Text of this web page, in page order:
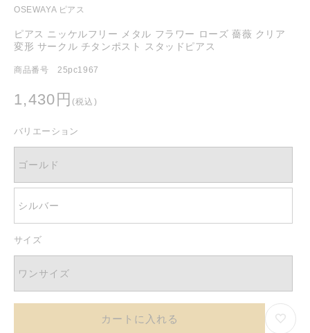
OSEWAYA ピアス
ピアス ニッケルフリー メタル フラワー ローズ 薔薇 クリア
変形 サークル チタンポスト スタッドピアス
商品番号 25pc1967
通
価
格
1,430円 (税込)
バリエーション
ゴールド
シルバー
サイズ
ワンサイズ
カートに入れる